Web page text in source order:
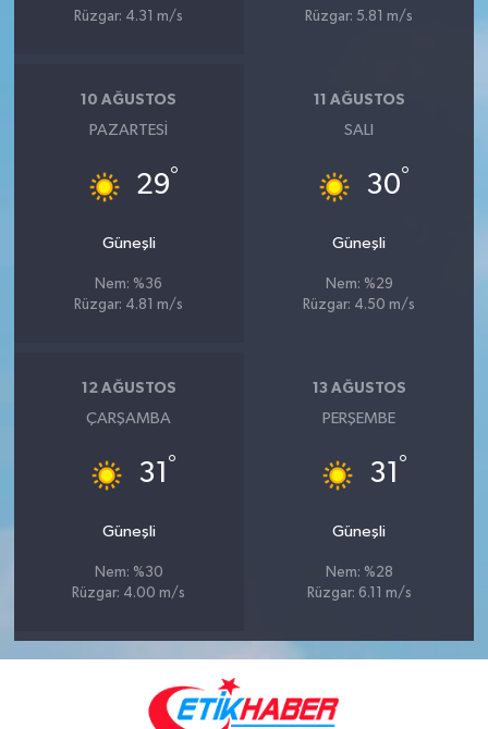
Rüzgar: 4.31 m/s
Rüzgar: 5.81 m/s
10 AĞUSTOS
PAZARTESI
29°
Güneşli
Nem: %36
Rüzgar: 4.81 m/s
11 AĞUSTOS
SALI
30°
Güneşli
Nem: %29
Rüzgar: 4.50 m/s
12 AĞUSTOS
ÇARŞAMBA
31 °
Güneşli
Nem: %30
Rüzgar: 4.00 m/s
13 AĞUSTOS
PERŞEMBE
31 °
Güneşli
Nem: %28
Rüzgar: 6.11 m/s